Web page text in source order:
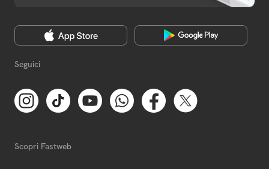
Seguici
Scopri Fastweb